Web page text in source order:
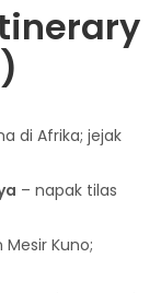
di Afrika; jejak
– napak tilas
Kuno;